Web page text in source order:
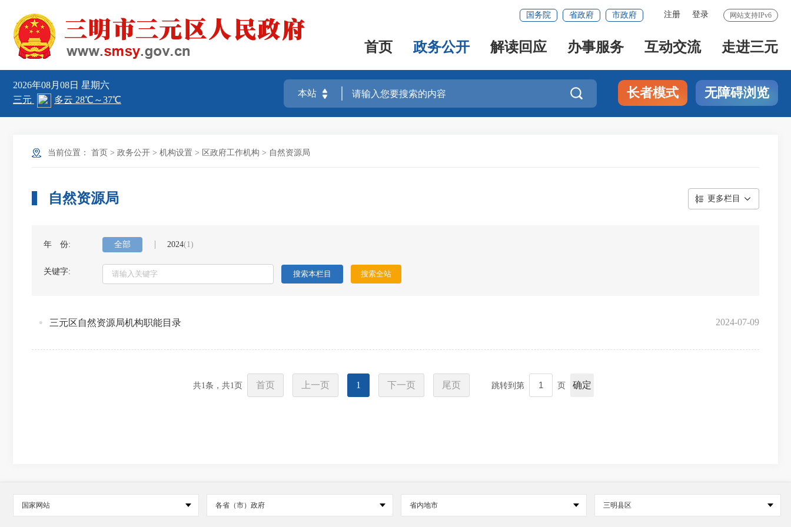
网站支持IPv6
注册 登录
国务院 省政府 市政府
首页 政务公开 解读回应 办事服务 互动交流 走进三元
2026年08月08日 星期六
 长者模式 无障碍浏览
当前位置： 首页 > 政务公开 > 机构设置 > 区政府工作机构 > 自然资源局
自然资源局 更多栏目
年 份: 全部 2024(1)
关键字:
2024-07-09
三元区自然资源局机构职能目录
共1条，共1页 首页 上一页 1 下一页 尾页 跳转到第 页 确定
国家网站 各省（市）政府 省内地市 三明县区